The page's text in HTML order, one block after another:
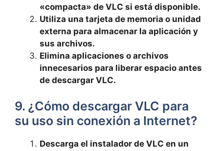
«compacta» de VLC si está disponible.
Utiliza una tarjeta de memoria o unidad
externa para almacenar la aplicación y
sus archivos.
Elimina aplicaciones o archivos
innecesarios para liberar espacio antes
de descargar VLC.
9. ¿Cómo descargar VLC para
su uso sin conexión a Internet?
Descarga el instalador de VLC en un